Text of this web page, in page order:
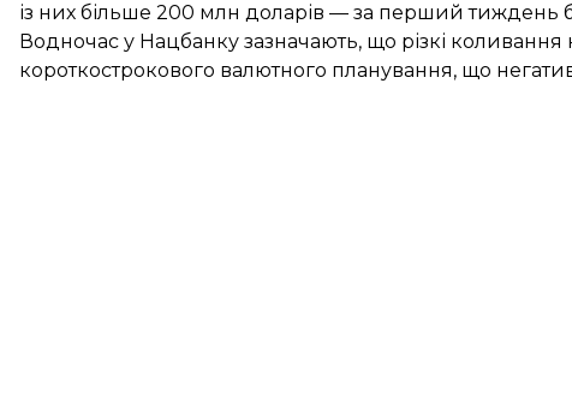
із них більше 200 млн доларів — за перший тиждень
Водночас у Нацбанку зазначають, що різкі
короткострокового валютного планування, що